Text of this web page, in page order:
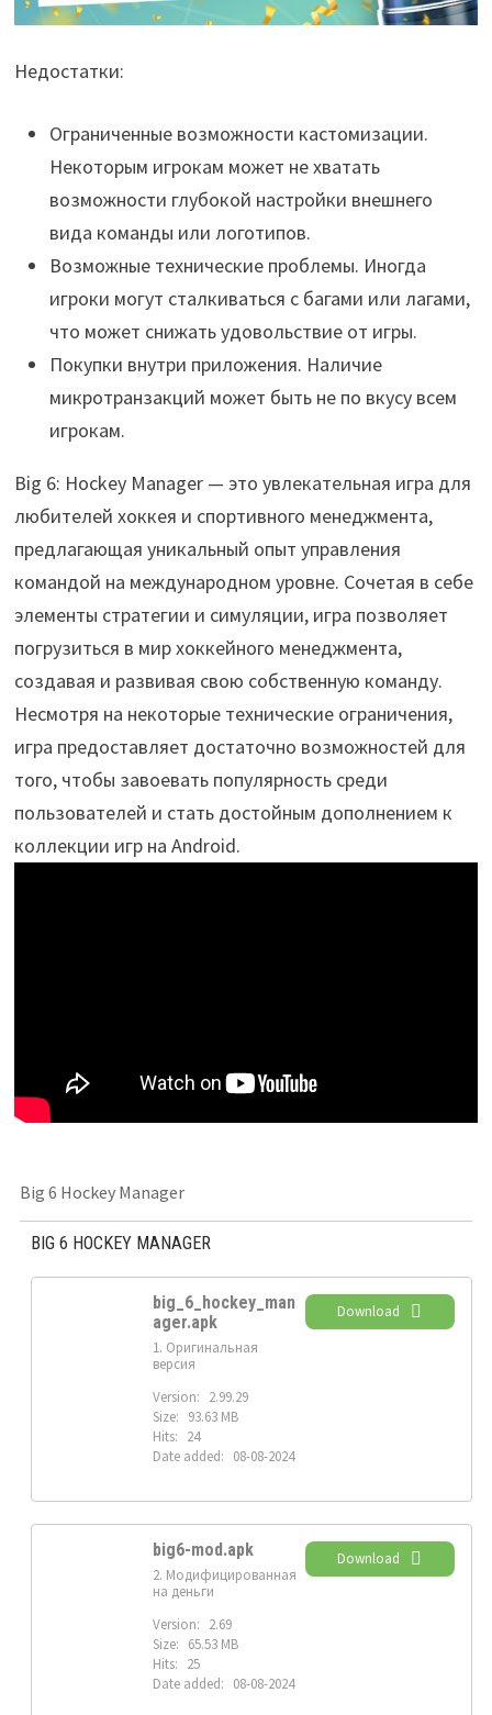
Недостатки:
Ограниченные возможности кастомизации.
Некоторым игрокам может не хватать
возможности глубокой настройки внешнего
вида команды или логотипов.
Возможные технические проблемы. Иногда
игроки могут сталкиваться с багами или лагами,
что может снижать удовольствие от игры.
Покупки внутри приложения. Наличие
микротранзакций может быть не по вкусу всем
игрокам.
Big 6: Hockey Manager — это увлекательная игра для
любителей хоккея и спортивного менеджмента,
предлагающая уникальный опыт управления
командой на международном уровне. Сочетая в себе
элементы стратегии и симуляции, игра позволяет
погрузиться в мир хоккейного менеджмента,
создавая и развивая свою собственную команду.
Несмотря на некоторые технические ограничения,
игра предоставляет достаточно возможностей для
того, чтобы завоевать популярность среди
пользователей и стать достойным дополнением к
коллекции игр на Android.
Big 6 Hockey Manager
BIG 6 HOCKEY MANAGER
big_6_hockey_man
ager.apk
1. Оригинальная
версия
Version: 2.99.29
Size: 93.63 MB
Hits: 24
Date added: 08-08-2024
Download
big6-mod.apk
2. Модифицированная
на деньги
Version: 2.69
Size: 65.53 MB
Hits: 25
Date added: 08-08-2024
Download